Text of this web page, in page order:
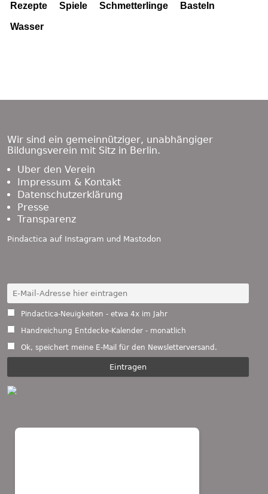
Rezepte Spiele Schmetterlinge Basteln
Wasser
Wir sind ein gemeinnütziger, unabhängiger
Bildungsverein mit Sitz in Berlin.
Über den Verein
Impressum & Kontakt
Datenschutzerklärung
Presse
Transparenz
Pindactica auf Instagram und Mastodon
Pindactica-Neuigkeiten - etwa 4x im Jahr
Handreichung Entdecke-Kalender - monatlich
Ok, speichert meine E-Mail für den Newsletterversand.